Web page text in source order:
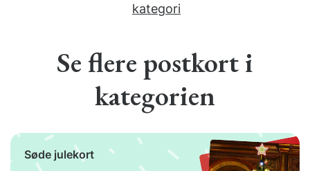
kategori
Se flere postkort i
kategorien
Søde julekort